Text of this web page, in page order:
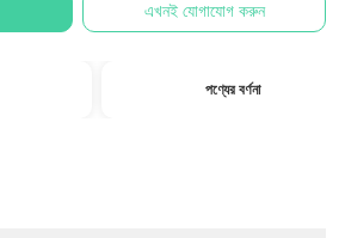
এখনই যোগাযোগ করুন
পণ্যের বর্ণনা